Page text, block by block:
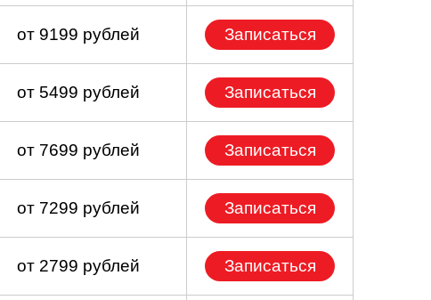
от 9199 рублей Записаться
от 5499 рублей Записаться
от 7699 рублей Записаться
от 7299 рублей Записаться
от 2799 рублей Записаться